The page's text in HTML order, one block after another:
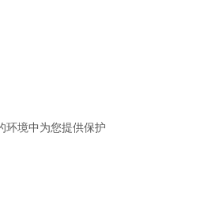
环境中为您提供保护